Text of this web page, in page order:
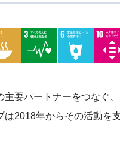
要パートナーをつなぐ
2018年からその活動を